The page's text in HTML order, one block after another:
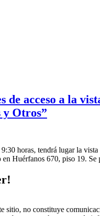
acceso a la
y Otros”
horas, tendrá lugar la
en Huérfanos 670, piso 19.
sitio, no constituye